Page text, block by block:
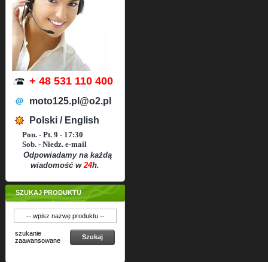
+ 48 531 110 400
moto125.pl@o2.pl
Polski / English
Pon. - Pt. 9 - 17:30
Sob. - Niedz. e-mail
Odpowiadamy na każdą
wiadomość w24h.
SZUKAJ PRODUKTU
szukanie
zaawansowane
Szukaj